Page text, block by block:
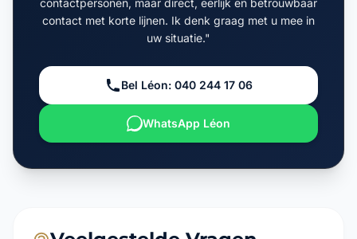
contact met korte lijnen. Ik denk graag met u mee in
uw situatie."
Veelgestelde Vragen